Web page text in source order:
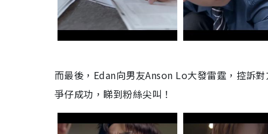
而最後，Edan向男友Anson Lo大發雷霆，控訴
爭仔成功，睇到粉絲尖叫！